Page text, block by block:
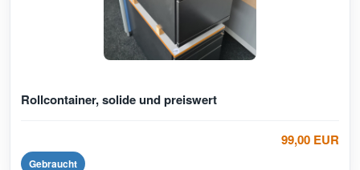
Rollcontainer, solide und preiswert
99,00 EUR
Gebraucht